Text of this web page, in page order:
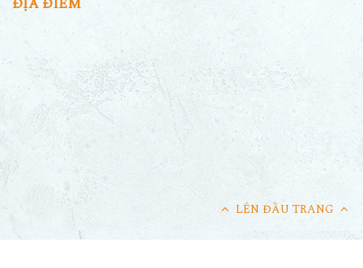
LÊN ĐẦU TRANG
ĐỊA ĐIỂM